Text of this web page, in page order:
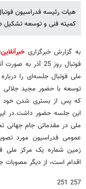
هیات رئیسه فدراسیون
کمیته فنی و توسعه تشکیل
به گزارش خبرگزاریخبرآنلاین؛
فوتبال روز 25
ملی فوتبال جلسه‌ای را
توسعه با حضور مجید جلالی
که پس از بستری شدن خود
این جلسه حضور داشت.در
ملی در مقدماتی جام جهانی
عمومی فدراسیون مورد
زمین شماره یک مرکز ملی
اقدام است، از دیگر مصوبات
257 251